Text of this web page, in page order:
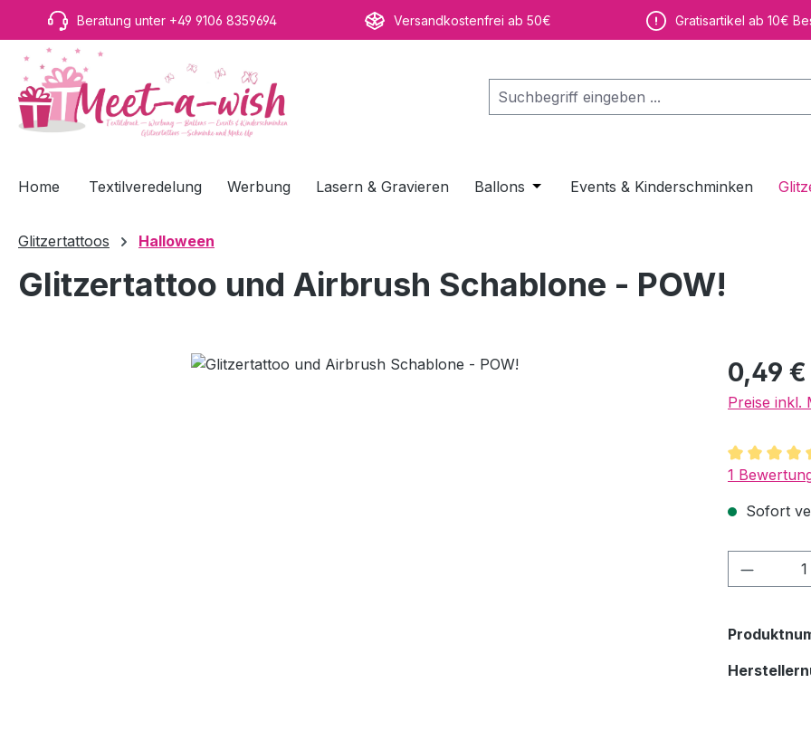
Hauptinhalt springen
Zur Suche springen
Zur Hauptnavigation springen
Beratung unter +49 9106 8359694 Versandkostenfrei ab 50€ Gratisartikel ab 10€
Home Textilveredelung Werbung Lasern & Gravieren Ballons Öffne oder Schließe das Dropdown der
Events & Kinderschminken
Glitzertattoos Halloween
Glitzertattoo und Airbrush Schablone - POW!
Bildergalerie überspringen Regulärer
0,49 €
Preise inkl.
1
Sofort